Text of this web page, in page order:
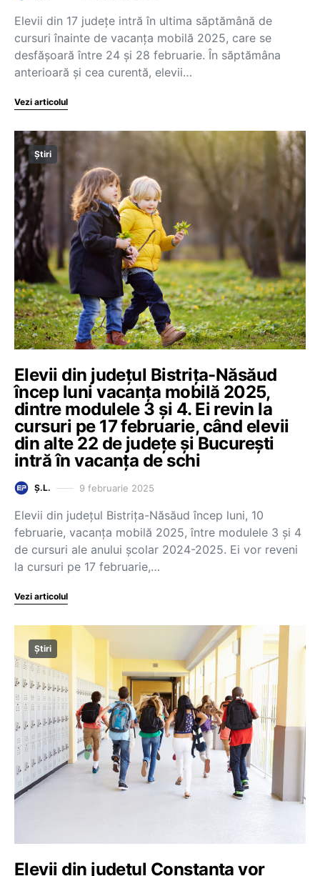
Elevii din 17 județe intră în ultima săptămână de
cursuri înainte de vacanța mobilă 2025, care se
desfășoară între 24 și 28 februarie. În săptămâna
anterioară și cea curentă, elevii…
Vezi articolul
Știri
Elevii din județul Bistrița-Năsăud
încep luni vacanța mobilă 2025,
dintre modulele 3 și 4. Ei revin la
cursuri pe 17 februarie, când elevii
din alte 22 de județe și București
intră în vacanța de schi
Ș.L. 9 februarie 2025
Elevii din județul Bistrița-Năsăud încep luni, 10
februarie, vacanța mobilă 2025, între modulele 3 și 4
de cursuri ale anului școlar 2024-2025. Ei vor reveni
la cursuri pe 17 februarie,…
Vezi articolul
Știri
Elevii din județul Constanța vor